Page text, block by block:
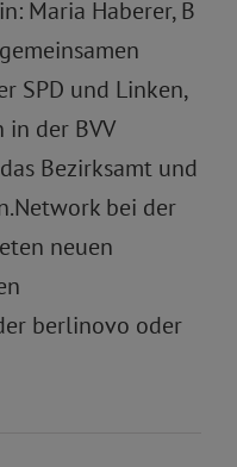
Maria Haberer, B
SPD und Linken,
der BVV
Bezirksamt und
bei der
neuen
berlinovo oder